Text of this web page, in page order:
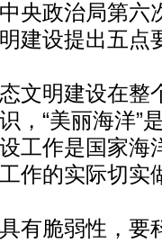
政治局第六
建设提出五点
明建设在整
，“美丽海洋”
工作是国家海
作的实际切实
脆弱性，要